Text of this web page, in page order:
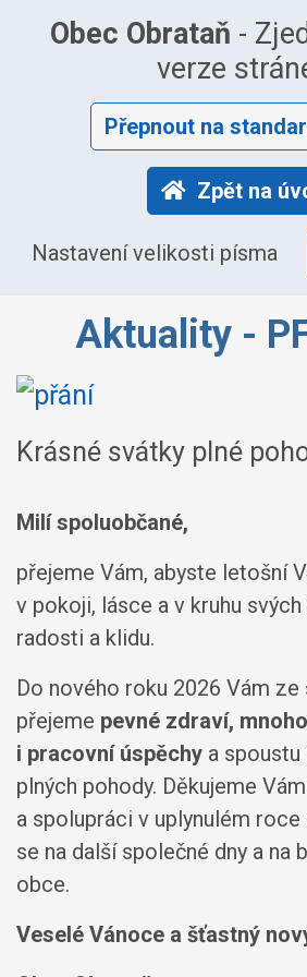
Obec Obrataň -
verze
Přepnout na
Zpět na
Nastavení velikosti písma
Aktuality -
Krásné svátky plné
Milí spoluobčané,
přejeme Vám, abyste letošní
v pokoji, lásce a v kruhu
radosti a klidu.
Do nového roku 2026 Vám ze
přejeme pevné zdraví,
i pracovní úspěchy a
plných pohody. Děkujeme
a spolupráci v uplynulém roce
se na další společné dny a na
obce.
Veselé Vánoce a šťastný